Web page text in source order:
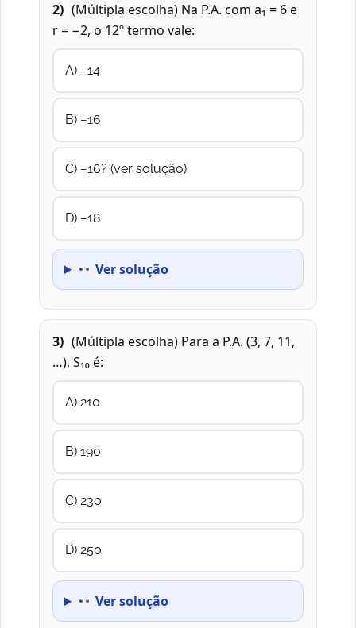
2) (Múltipla escolha) Na P.A. com a₁ = 6 e
r = −2, o 12º termo vale:
A) −14
B) −16
C) −16? (ver solução)
D) −18
Ver solução
3) (Múltipla escolha) Para a P.A. (3, 7, 11,
…), S₁₀ é:
A) 210
B) 190
C) 230
D) 250
Ver solução